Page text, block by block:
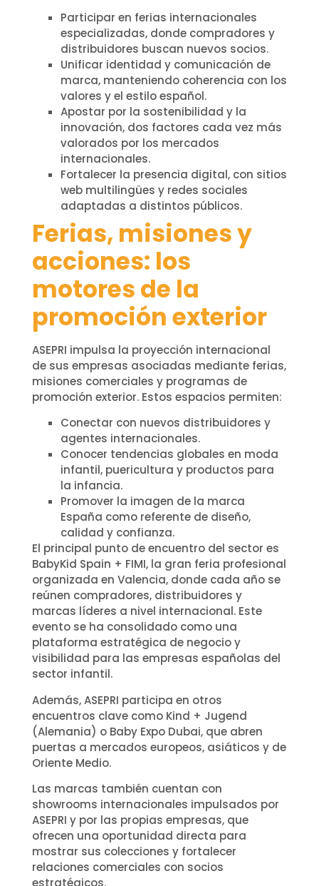
Participar en ferias internacionales
especializadas, donde compradores y
distribuidores buscan nuevos socios.
Unificar identidad y comunicación de
marca, manteniendo coherencia con los
valores y el estilo español.
Apostar por la sostenibilidad y la
innovación, dos factores cada vez más
valorados por los mercados
internacionales.
Fortalecer la presencia digital, con sitios
web multilingües y redes sociales
adaptadas a distintos públicos.
Ferias, misiones y
acciones: los
motores de la
promoción exterior
ASEPRI impulsa la proyección internacional
de sus empresas asociadas mediante ferias,
misiones comerciales y programas de
promoción exterior. Estos espacios permiten:
Conectar con nuevos distribuidores y
agentes internacionales.
Conocer tendencias globales en moda
infantil, puericultura y productos para
la infancia.
Promover la imagen de la marca
España como referente de diseño,
calidad y confianza.
El principal punto de encuentro del sector es
BabyKid Spain + FIMI, la gran feria profesional
organizada en Valencia, donde cada año se
reúnen compradores, distribuidores y
marcas líderes a nivel internacional. Este
evento se ha consolidado como una
plataforma estratégica de negocio y
visibilidad para las empresas españolas del
sector infantil.
Además, ASEPRI participa en otros
encuentros clave como Kind + Jugend
(Alemania) o Baby Expo Dubai, que abren
puertas a mercados europeos, asiáticos y de
Oriente Medio.
Las marcas también cuentan con
showrooms internacionales impulsados por
ASEPRI y por las propias empresas, que
ofrecen una oportunidad directa para
mostrar sus colecciones y fortalecer
relaciones comerciales con socios
estratégicos.